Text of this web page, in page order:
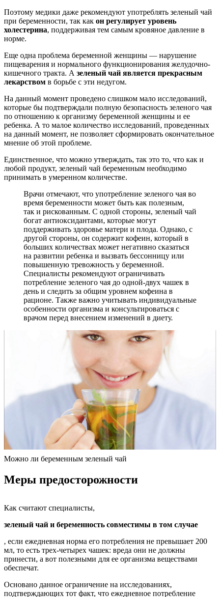
Поэтому медики даже рекомендуют употреблять зеленый чай
при беременности, так как он регулирует уровень
холестерина, поддерживая тем самым кровяное давление в
норме.
Еще одна проблема беременной женщины — нарушение
пищеварения и нормального функционирования желудочно-
кишечного тракта. А зеленый чай является прекрасным
лекарством в борьбе с эти недугом.
На данный момент проведено слишком мало исследований,
которые бы подтверждали полную безопасность зеленого чая
по отношению к организму беременной женщины и ее
ребенка. А то малое количество исследований, проведенных
на данный момент, не позволяет сформировать окончательное
мнение об этой проблеме.
Единственное, что можно утверждать, так это то, что как и
любой продукт, зеленый чай беременным необходимо
принимать в умеренном количестве.
Врачи отмечают, что употребление зеленого чая во
время беременности может быть как полезным,
так и рискованным. С одной стороны, зеленый чай
богат антиоксидантами, которые могут
поддерживать здоровье матери и плода. Однако, с
другой стороны, он содержит кофеин, который в
больших количествах может негативно сказаться
на развитии ребенка и вызвать бессонницу или
повышенную тревожность у беременной.
Специалисты рекомендуют ограничивать
потребление зеленого чая до одной-двух чашек в
день и следить за общим уровнем кофеина в
рационе. Также важно учитывать индивидуальные
особенности организма и консультироваться с
врачом перед внесением изменений в диету.
Можно ли беременным зеленый чай
Меры предосторожности
Как считают специалисты,
зеленый чай и беременность совместимы в том случае
, если ежедневная норма его потребления не превышает 200
мл, то есть трех-четырех чашек: вреда они не должны
принести, а вот полезными для ее организма веществами
обеспечат.
Основано данное ограничение на исследованиях,
подтверждающих тот факт, что ежедневное потребление